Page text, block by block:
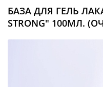
БАЗА ДЛЯ ГЕЛЬ ЛАКА
STRONG" 100МЛ.